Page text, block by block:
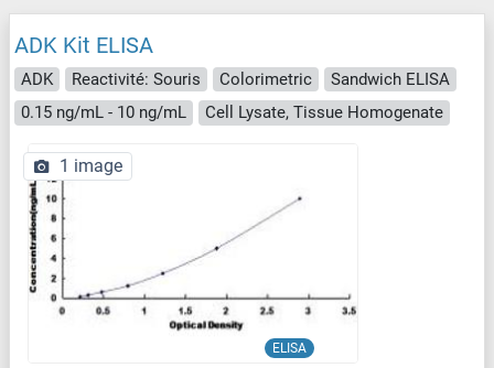
ADK Kit ELISA
ADK Reactivité: Souris Colorimetric
Sandwich ELISA
0.15 ng/mL - 10 ng/mL
Cell Lysate, Tissue Homogenate
ELISA
1 image